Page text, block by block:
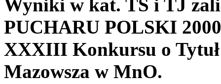
Wyniki w kat. TS i TJ
PUCHARU POLSKI
XXXIII Konkursu o
Mazowsza w MnO.